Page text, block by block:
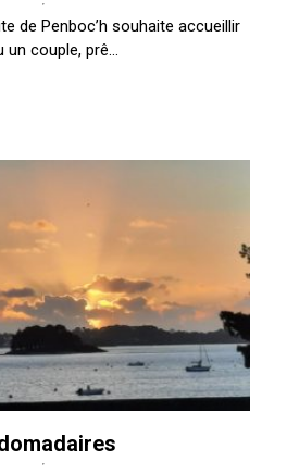
de Penboc’h souhaite accueillir
couple, prê...